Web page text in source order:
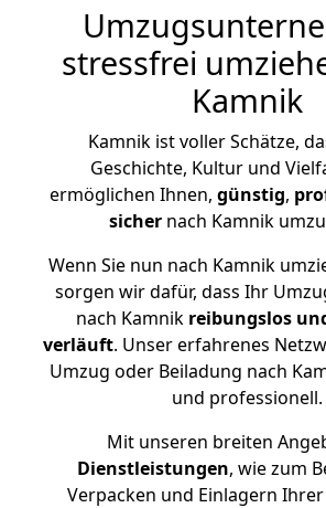
stressfrei
Kamnik
Kamnik ist voller Schätze,
Geschichte, Kultur und
ermöglichen Ihnen, günstig,
sichernach Kamnik
Wenn Sie nun nach Kamnik
sorgen wir dafür, dass Ihr
nach Kamnik reibungslos
verläuft. Unser erfahrenes
Umzug oder Beiladung nach
und professionell.
Mit unseren breiten
Dienstleistungen, wie zum
Verpacken und Einlagern